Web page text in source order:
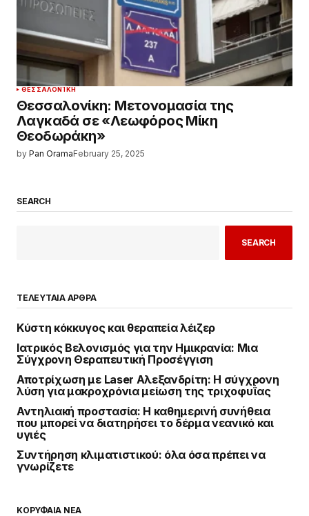
ΘΕΣΣΑΛΟΝΊΚΗ
Θεσσαλονίκη: Μετονομασία της
Λαγκαδά σε «Λεωφόρος Μίκη
Θεοδωράκη»
by Pan OramaFebruary 25, 2025
SEARCH
SEARCH
ΤΕΛΕΥΤΑΙΑ ΑΡΘΡΑ
Κύστη κόκκυγος και θεραπεία λέιζερ
Ιατρικός Βελονισμός για την Ημικρανία: Μια
Σύγχρονη Θεραπευτική Προσέγγιση
Αποτρίχωση με Laser Αλεξανδρίτη: Η σύγχρονη
λύση για μακροχρόνια μείωση της τριχοφυΐας
Αντηλιακή προστασία: Η καθημερινή συνήθεια
που μπορεί να διατηρήσει το δέρμα νεανικό και
υγιές
Συντήρηση κλιματιστικού: όλα όσα πρέπει να
γνωρίζετε
ΚΟΡΥΦΑΙΑ ΝΕΑ